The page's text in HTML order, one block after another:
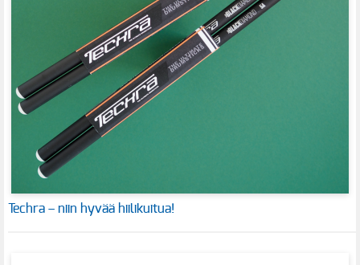
Techra – niin hyvää hiilikuitua!